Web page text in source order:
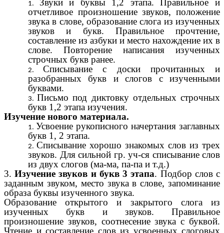
Звуки и буквы 1,2 этапа. Правильное и
отчетливое произношение звуков, положение
звука в слове, образование слога из изученных
звуков и букв. Правильное прочтение,
составление из азбуки и место нахождение их в
слове. Повторение написания изученных
строчных букв ранее.
Списывание с доски прочитанных и
разобранных букв и слогов с изученными
буквами.
Письмо под диктовку отдельных строчных
букв 1,2 этапа изучения.
Изучение нового материала.
Усвоение рукописного начертания заглавных
букв 1, 2 этапа.
Списывание хорошо знакомых слов из трех
звуков. Для сильной гр. уч-ся списывание слов
из двух слогов (ма-ма, па-па и т.д.)
3.Изучение звуков и букв 3 этапа. Подбор слов с
заданным звуком, место звука в слове, запоминание
образа буквы изученного звука.
Образование открытого и закрытого слога из
изученных букв и звуков. Правильное
произношение звуков, соотнесение звука с буквой.
Чтение и составление слов из усвоенных слоговых